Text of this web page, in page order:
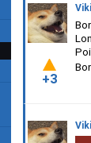
+3